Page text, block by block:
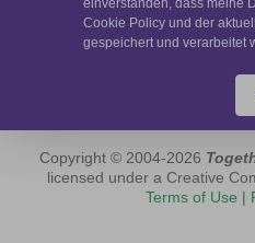
Cookie Policy und der
gespeichert und verarbeitet
Copyright © 2004-2026
licensed under a Creative
Terms of Use |